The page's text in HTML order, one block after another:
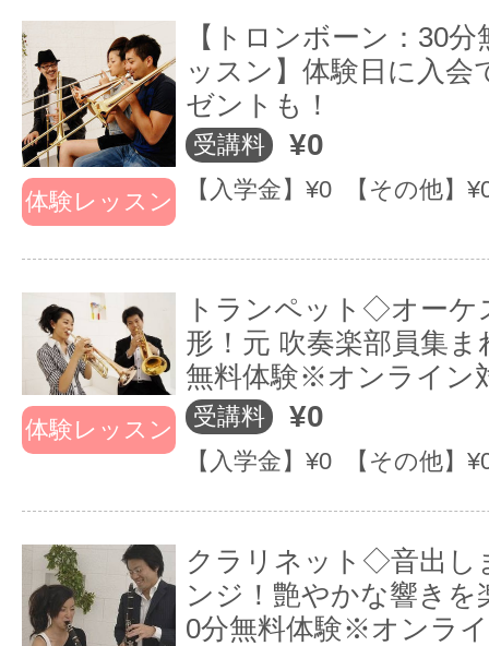
体験レッスン
【トロンボーン：30
ッスン】体験日に入会
ゼントも！
受講料 ¥0
【入学金】¥0 【その他】
体験レッスン
トランペット◇オーケ
形！元 吹奏楽部員集ま
無料体験※オンライン
受講料 ¥0
【入学金】¥0 【その他】
クラリネット◇音出し
ンジ！艶やかな響きを
0分無料体験※オンラ